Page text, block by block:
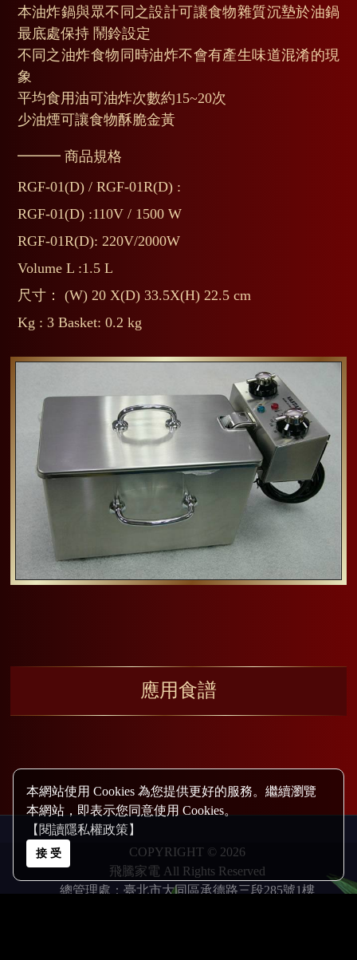
本網站使用 Cookies 為您提供更好的服務。繼續瀏覽
本網站，即表示您同意使用 Cookies。
【閱讀隱私權政策】
接 受
本油炸鍋與眾不同之設計可讓食物雜質沉墊於油鍋
最底處保持 鬧鈴設定
不同之油炸食物同時油炸不會有產生味道混淆的現
象
平均食用油可油炸次數約15~20次
少油煙可讓食物酥脆金黃
━━━ 商品規格
RGF-01(D) / RGF-01R(D) :
RGF-01(D) :110V / 1500 W
RGF-01R(D): 220V/2000W
Volume L :1.5 L
尺寸： (W) 20 X(D) 33.5X(H) 22.5 cm
Kg : 3 Basket: 0.2 kg
應用食譜
COPYRIGHT © 2026
飛騰家電 All Rights Reserved
總管理處：臺北市大同區承德路三段285號1樓